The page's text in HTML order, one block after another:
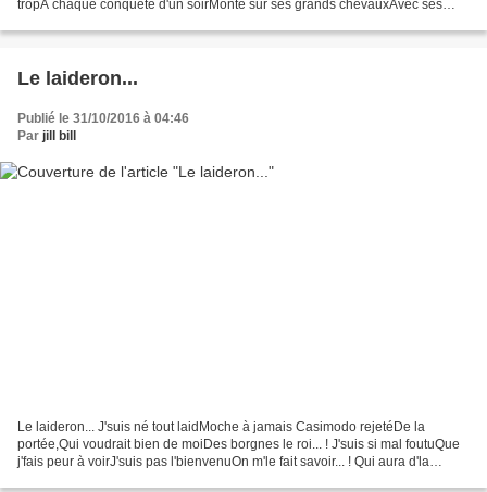
tropA chaque conquête d'un soirMonté sur ses grands chevauxAvec ses
Le laideron...
Publié le 31/10/2016 à 04:46
Par jill bill
Le laideron... J'suis né tout laidMoche à jamais Casimodo rejetéDe la
portée,Qui voudrait bien de moiDes borgnes le roi... ! J'suis si mal foutuQue
j'fais peur à voirJ'suis pas l'bienvenuOn m'le fait savoir... ! Qui aura d'la